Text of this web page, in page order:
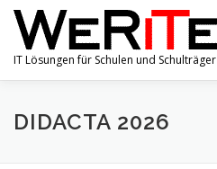
Zum
Inhalt
springen
IT Lösungen für Schulen und Schulträger
SHOP PORTFOLIO
DIDACTA 2026